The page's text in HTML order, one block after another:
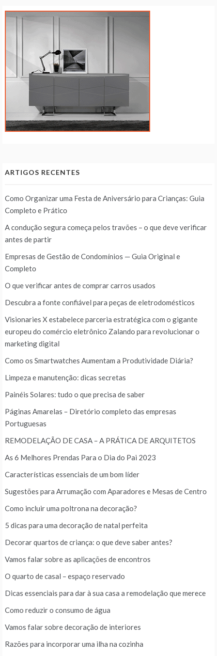
ARTIGOS RECENTES
Como Organizar uma Festa de Aniversário para Crianças: Guia
Completo e Prático
A condução segura começa pelos travões – o que deve verificar
antes de partir
Empresas de Gestão de Condomínios — Guia Original e
Completo
O que verificar antes de comprar carros usados
Descubra a fonte confiável para peças de eletrodomésticos
Visionaries X estabelece parceria estratégica com o gigante
europeu do comércio eletrônico Zalando para revolucionar o
marketing digital
Como os Smartwatches Aumentam a Produtividade Diária?
Limpeza e manutenção: dicas secretas
Painéis Solares: tudo o que precisa de saber
Páginas Amarelas – Diretório completo das empresas
Portuguesas
REMODELAÇÃO DE CASA – A PRÁTICA DE ARQUITETOS
As 6 Melhores Prendas Para o Dia do Pai 2023
Características essenciais de um bom líder
Sugestões para Arrumação com Aparadores e Mesas de Centro
Como incluir uma poltrona na decoração?
5 dicas para uma decoração de natal perfeita
Decorar quartos de criança: o que deve saber antes?
Vamos falar sobre as aplicações de encontros
O quarto de casal – espaço reservado
Dicas essenciais para dar à sua casa a remodelação que merece
Como reduzir o consumo de água
Vamos falar sobre decoração de interiores
Razões para incorporar uma ilha na cozinha